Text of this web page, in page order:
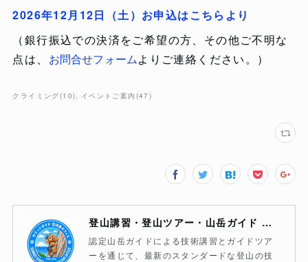
2026年12月12日（土）お申込はこちらより
（銀行振込での決済をご希望の方、その他ご不明な
点は、 お問合せフォームよりご連絡ください。）
クライミング(10) イベントご案内 (47 )
登山講習・登山ツアー・山岳ガイド サミットガイド宮崎薫オフィス
認定山岳ガイドによる技術講習とガイドツア
ーを通じて、最新のスタンダードな登山の技